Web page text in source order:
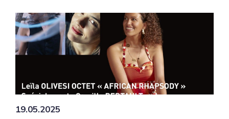
19.05.2025